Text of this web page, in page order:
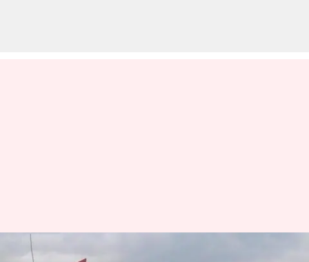
एयर स्ट्राइक: मदरसे के छात्र ने सुनी थी